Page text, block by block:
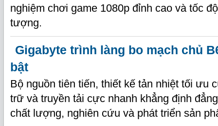
nghiệm chơi game 1080p đỉnh cao và tốc
tượng.
Gigabyte trình làng bo mạch chủ
bật
Bộ nguồn tiên tiến, thiết kế tản nhiệt tối ưu
trữ và truyền tải cực nhanh khẳng định
chất lượng, nghiên cứu và phát triển sản